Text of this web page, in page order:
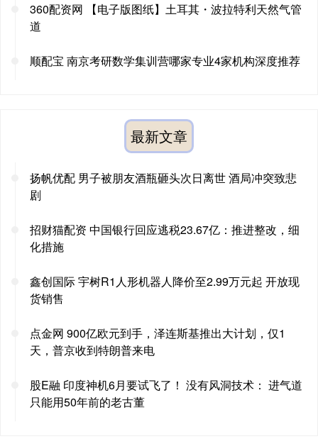
360配资网 【电子版图纸】土耳其・波拉特利天然气管
道
顺配宝 南京考研数学集训营哪家专业4家机构深度推荐
最新文章
扬帆优配 男子被朋友酒瓶砸头次日离世 酒局冲突致悲
剧
招财猫配资 中国银行回应逃税23.67亿：推进整改，细
化措施
鑫创国际 宇树R1人形机器人降价至2.99万元起 开放现
货销售
点金网 900亿欧元到手，泽连斯基推出大计划，仅1
天，普京收到特朗普来电
股E融 印度神机6月要试飞了！ 没有风洞技术： 进气道
只能用50年前的老古董